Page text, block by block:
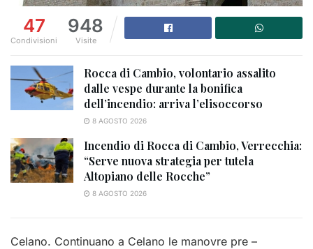
47
Condivisioni
948
Visite
Rocca di Cambio, volontario assalito
dalle vespe durante la bonifica
dell’incendio: arriva l’elisoccorso
8 AGOSTO 2026
Incendio di Rocca di Cambio, Verrecchia:
“Serve nuova strategia per tutela
Altopiano delle Rocche”
8 AGOSTO 2026
Celano. Continuano a Celano le manovre pre –